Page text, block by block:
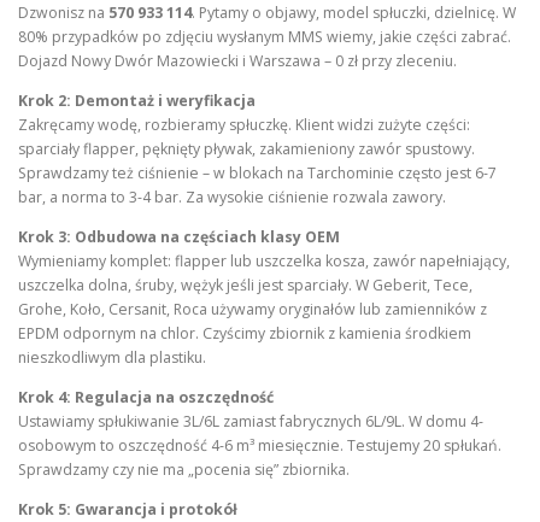
Dzwonisz na 570 933 114. Pytamy o objawy, model spłuczki, dzielnicę. W
80% przypadków po zdjęciu wysłanym MMS wiemy, jakie części zabrać.
Dojazd Nowy Dwór Mazowiecki i Warszawa – 0 zł przy zleceniu.
Krok 2: Demontaż i weryfikacja
Zakręcamy wodę, rozbieramy spłuczkę. Klient widzi zużyte części:
sparciały flapper, pęknięty pływak, zakamieniony zawór spustowy.
Sprawdzamy też ciśnienie – w blokach na Tarchominie często jest 6-7
bar, a norma to 3-4 bar. Za wysokie ciśnienie rozwala zawory.
Krok 3: Odbudowa na częściach klasy OEM
Wymieniamy komplet: flapper lub uszczelka kosza, zawór napełniający,
uszczelka dolna, śruby, wężyk jeśli jest sparciały. W Geberit, Tece,
Grohe, Koło, Cersanit, Roca używamy oryginałów lub zamienników z
EPDM odpornym na chlor. Czyścimy zbiornik z kamienia środkiem
nieszkodliwym dla plastiku.
Krok 4: Regulacja na oszczędność
Ustawiamy spłukiwanie 3L/6L zamiast fabrycznych 6L/9L. W domu 4-
osobowym to oszczędność 4-6 m³ miesięcznie. Testujemy 20 spłukań.
Sprawdzamy czy nie ma „pocenia się” zbiornika.
Krok 5: Gwarancja i protokół